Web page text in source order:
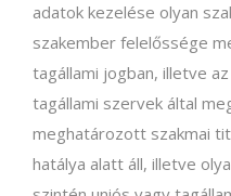
adatok kezelése olyan
szakember felelőssége
tagállami jogban, illetve
tagállami szervek által
meghatározott szakmai
hatálya alatt áll, illetve